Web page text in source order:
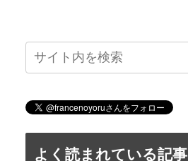
よく読まれている記事